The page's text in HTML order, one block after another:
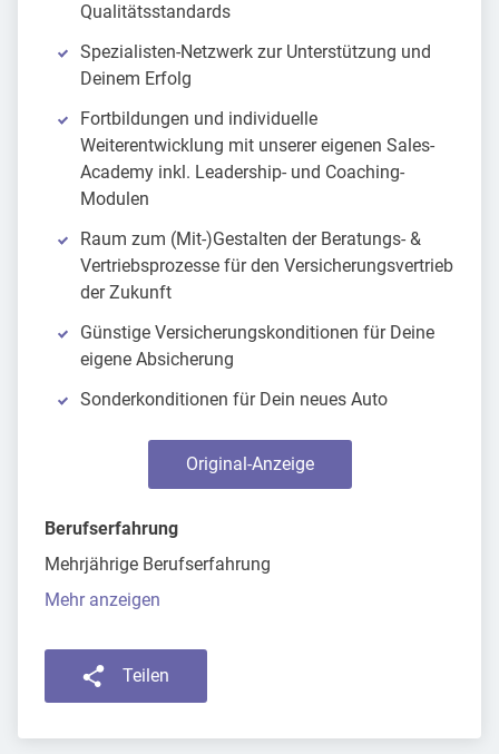
Qualitätsstandards
Spezialisten-Netzwerk zur Unterstützung und
Deinem Erfolg
Fortbildungen und individuelle
Weiterentwicklung mit unserer eigenen Sales-
Academy inkl. Leadership- und Coaching-
Modulen
Raum zum (Mit-)Gestalten der Beratungs- &
Vertriebsprozesse für den Versicherungsvertrieb
der Zukunft
Günstige Versicherungskonditionen für Deine
eigene Absicherung
Sonderkonditionen für Dein neues Auto
Original-Anzeige
Berufserfahrung
Mehrjährige Berufserfahrung
Mehr anzeigen
Teilen